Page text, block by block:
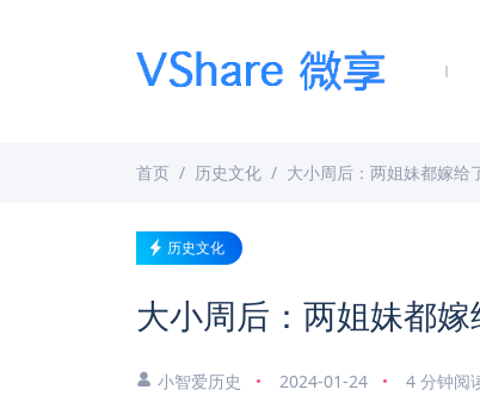
首页 历史文化 大小周后：两姐妹都嫁给
历史文化
大小周后：两姐妹都
小智爱历史 2024-01-24 4 分钟阅